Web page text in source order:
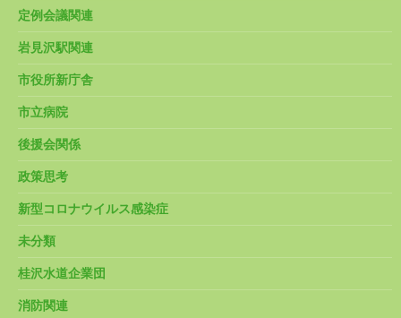
定例会議関連
岩見沢駅関連
市役所新庁舎
市立病院
後援会関係
政策思考
新型コロナウイルス感染症
未分類
桂沢水道企業団
消防関連